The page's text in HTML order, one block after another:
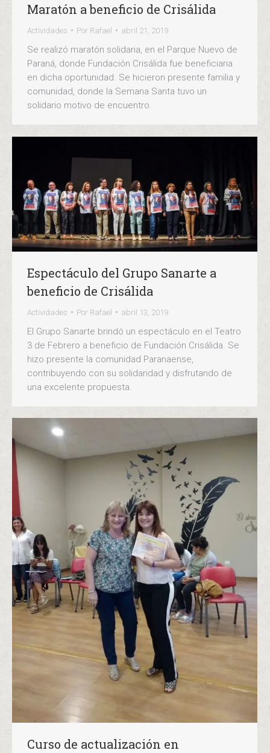
Maratón a beneficio de Crisálida
Actividades Por Rafael abril 21, 2019
Se realizó maratón solidaria, en el Parque Nuevo de
Paraná, donde Fundación Crisálida fue beneficiaria
en dicha oportunidad. Se hicieron presente familia y
comunidad, donde la Semana Santa tuvo un
solidario motivo de encuentro.
Espectáculo del Grupo Sanarte a
beneficio de Crisálida
Actividades Por Rafael abril 13, 2019
El Grupo Sanarte brindó un espectáculo en el Teatro
3 de Febrero a beneficio de Fundación Crisálida. Se
hizo presente la comunidad Paranaense,
contribuyendo con su solidaridad y disfrutando de
una excelente propuesta.
Curso de actualización en